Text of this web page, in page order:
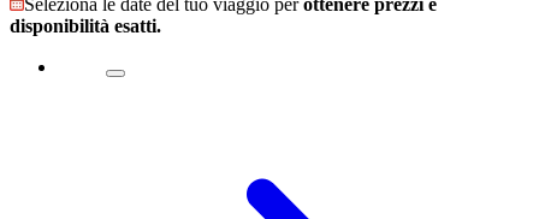
disponibilità esatti.